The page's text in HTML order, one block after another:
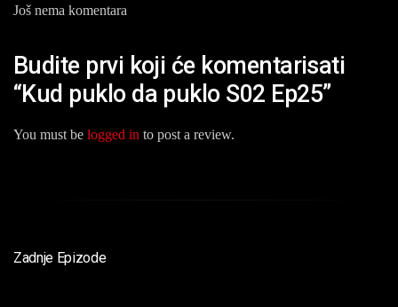
Još nema komentara
Budite prvi koji će komentarisati
“Kud puklo da puklo S02 Ep25”
You must be logged in to post a review.
Zadnje Epizode